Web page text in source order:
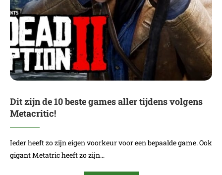
Dit zijn de 10 beste games aller tijdens volgens
Metacritic!
Ieder heeft zo zijn eigen voorkeur voor een bepaalde game. Ook
gigant Metatric heeft zo zijn…